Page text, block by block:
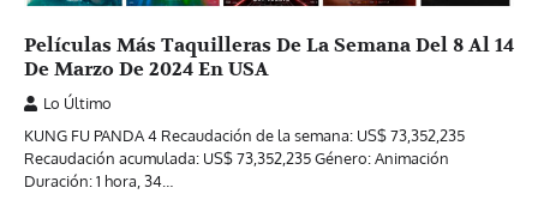
Películas Más Taquilleras De La Semana Del 8 Al 14
De Marzo De 2024 En USA
Lo Último
KUNG FU PANDA 4 Recaudación de la semana: US$ 73,352,235
Recaudación acumulada: US$ 73,352,235 Género: Animación
Duración: 1 hora, 34…